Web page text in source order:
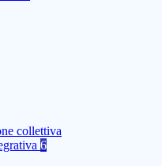
collettiva
6